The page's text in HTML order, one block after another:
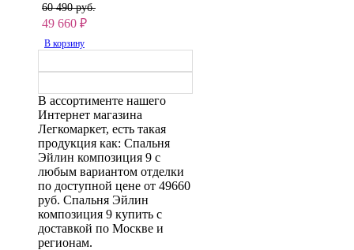
60 490 руб.
49 660 ₽
В корзину
В ассортименте нашего
Интернет магазина
Легкомаркет, есть такая
продукция как: Спальня
Эйлин композиция 9 с
любым вариантом отделки
по доступной цене от 49660
руб. Спальня Эйлин
композиция 9 купить с
доставкой по Москве и
регионам.